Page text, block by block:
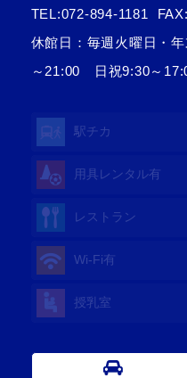
TEL:072-894-1181
休館日：毎週火曜日・
～21:00 日祝9:30～
駅チカ
用具レンタル有
レストラン
Wi-Fi有
授乳室